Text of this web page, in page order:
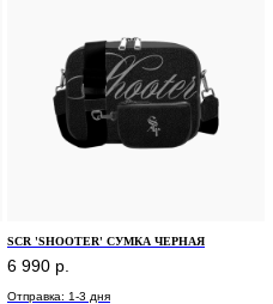
SCR 'SHOOTER' СУМКА ЧЕРНАЯ
6 990 р.
Отправка: 1-3 дня